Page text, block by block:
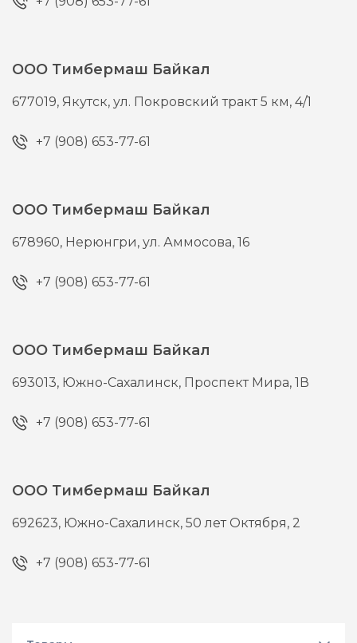
ООО Тимбермаш Байкал
677019, Якутск,ул. Покровский тракт 5 км, 4/1
+7 (908) 653-77-61
ООО Тимбермаш Байкал
678960, Нерюнгри,ул. Аммосова, 16
+7 (908) 653-77-61
ООО Тимбермаш Байкал
693013, Южно-Сахалинск, Проспект Мира, 1В
+7 (908) 653-77-61
ООО Тимбермаш Байкал
692623, Южно-Сахалинск,50 лет Октября, 2
+7 (908) 653-77-61